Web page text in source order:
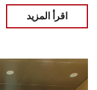
اقرأ المزيد